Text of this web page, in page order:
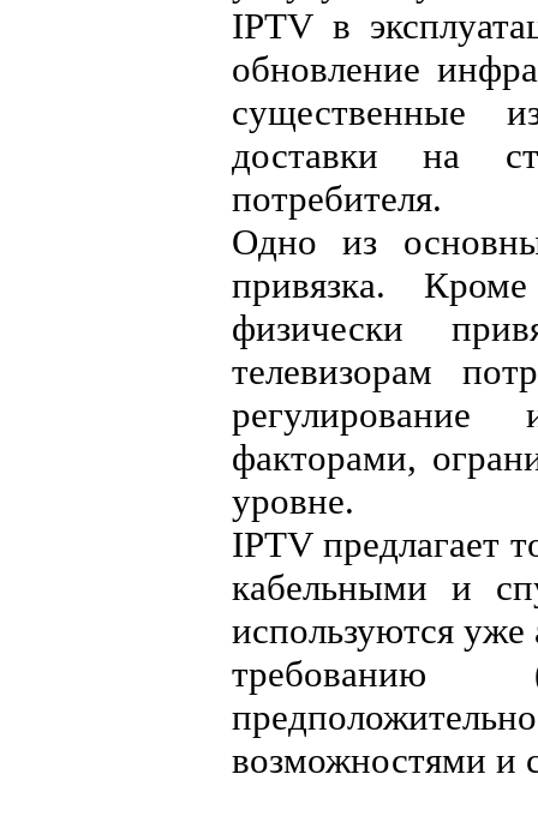
IPTV в
обновление
существенные
доставки на
потребителя.
Одно из
привязка.
физически
телевизорам
факторами,
уровне.
IPTV предлагает
кабельными и
используются
требованию
возможностями и